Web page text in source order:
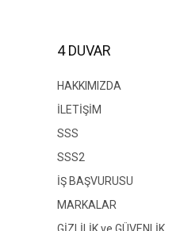
4 DUVAR
HAKKIMIZDA
İLETİŞİM
SSS
SSS2
İŞ BAŞVURUSU
MARKALAR